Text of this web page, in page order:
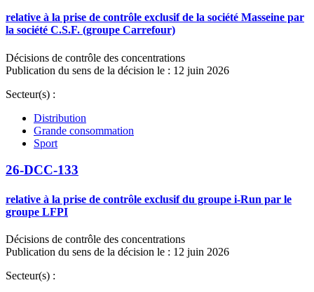
relative à la prise de contrôle exclusif de la société Masseine par
la société C.S.F. (groupe Carrefour)
Décisions de contrôle des concentrations
Publication du sens de la décision le : 12 juin 2026
Secteur(s) :
Distribution
Grande consommation
Sport
26-DCC-133
relative à la prise de contrôle exclusif du groupe i-Run par le
groupe LFPI
Décisions de contrôle des concentrations
Publication du sens de la décision le : 12 juin 2026
Secteur(s) :